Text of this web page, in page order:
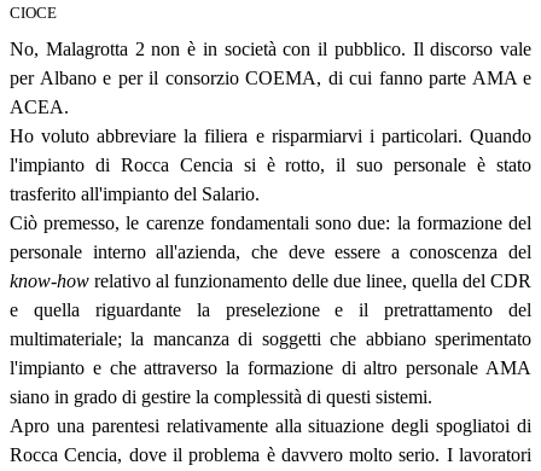
CIOCE
No, Malagrotta 2 non è in società con il pubblico. Il discorso vale
per Albano e per il consorzio COEMA, di cui fanno parte AMA e
ACEA.
Ho voluto abbreviare la filiera e risparmiarvi i particolari. Quando
l'impianto di Rocca Cencia si è rotto, il suo personale è stato
trasferito all'impianto del Salario.
Ciò premesso, le carenze fondamentali sono due: la formazione del
personale interno all'azienda, che deve essere a conoscenza del
know-how relativo al funzionamento delle due linee, quella del CDR
e quella riguardante la preselezione e il pretrattamento del
multimateriale; la mancanza di soggetti che abbiano sperimentato
l'impianto e che attraverso la formazione di altro personale AMA
siano in grado di gestire la complessità di questi sistemi.
Apro una parentesi relativamente alla situazione degli spogliatoi di
Rocca Cencia, dove il problema è davvero molto serio. I lavoratori